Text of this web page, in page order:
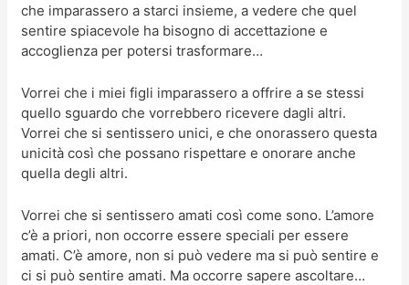
che imparassero a starci insieme, a vedere che quel
sentire spiacevole ha bisogno di accettazione e
accoglienza per potersi trasformare…
Vorrei che i miei figli imparassero a offrire a se stessi
quello sguardo che vorrebbero ricevere dagli altri.
Vorrei che si sentissero unici, e che onorassero questa
unicità così che possano rispettare e onorare anche
quella degli altri.
Vorrei che si sentissero amati così come sono. L’amore
c’è a priori, non occorre essere speciali per essere
amati. C’è amore, non si può vedere ma si può sentire e
ci si può sentire amati. Ma occorre sapere ascoltare…